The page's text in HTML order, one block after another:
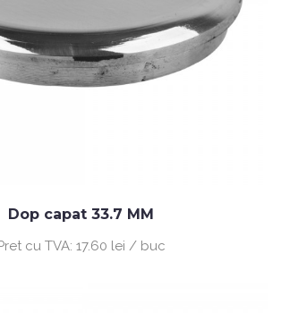
Dop capat 33.7 MM
cu TVA: 17.60 lei / buc